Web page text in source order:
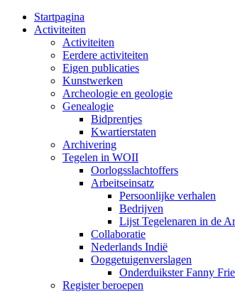
Startpagina
Activiteiten
Activiteiten
Eerdere activiteiten
Eigen publicaties
Kunstwerken
Archeologie en geologie
Genealogie
Bidprentjes
Kwartierstaten
Archivering
Tegelen in WOII
Oorlogsslachtoffers
Arbeitseinsatz
Persoonlijke verhalen
Bedrijven
Lijst Tegelenaren in de
Collaboratie
Nederlands Indië
Ooggetuigenverslagen
Onderduikster Fanny
Register beroepen